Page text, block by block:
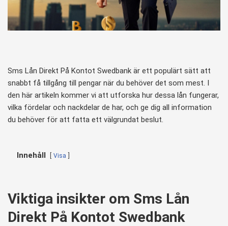
Sms Lån Direkt På Kontot Swedbank är ett populärt sätt att
snabbt få tillgång till pengar när du behöver det som mest. I
den här artikeln kommer vi att utforska hur dessa lån fungerar,
vilka fördelar och nackdelar de har, och ge dig all information
du behöver för att fatta ett välgrundat beslut.
Innehåll Visa
Viktiga insikter om Sms Lån
Direkt På Kontot Swedbank